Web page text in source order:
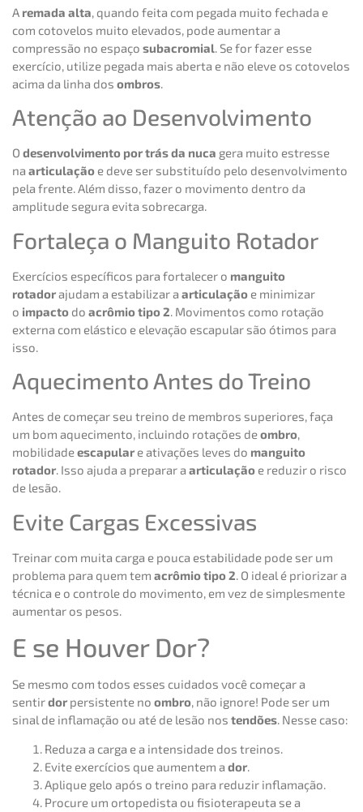
A remada alta, quando feita com pegada muito fechada e
com cotovelos muito elevados, pode aumentar a
compressão no espaço subacromial. Se for fazer esse
exercício, utilize pegada mais aberta e não eleve os cotovelos
acima da linha dos ombros.
Atenção ao Desenvolvimento
O desenvolvimento por trás da nuca gera muito estresse
na articulação e deve ser substituído pelo desenvolvimento
pela frente. Além disso, fazer o movimento dentro da
amplitude segura evita sobrecarga.
Fortaleça o Manguito Rotador
Exercícios específicos para fortalecer o manguito
rotadorajudam a estabilizar a articulação e minimizar
o impacto do acrômio tipo 2. Movimentos como rotação
externa com elástico e elevação escapular são ótimos para
isso.
Aquecimento Antes do Treino
Antes de começar seu treino de membros superiores, faça
um bom aquecimento, incluindo rotações deombro,
mobilidadeescapular e ativações leves do manguito
rotador. Isso ajuda a preparar a articulação e reduzir o risco
de lesão.
Evite Cargas Excessivas
Treinar com muita carga e pouca estabilidade pode ser um
problema para quem tem acrômio tipo 2. O ideal é priorizar a
técnica e o controle do movimento, em vez de simplesmente
aumentar os pesos.
E se Houver Dor?
Se mesmo com todos esses cuidados você começar a
sentirdor persistente no ombro, não ignore! Pode ser um
sinal de inflamação ou até de lesão nos tendões. Nesse caso:
Reduza a carga e a intensidade dos treinos.
Evite exercícios que aumentem a dor.
Aplique gelo após o treino para reduzir inflamação.
Procure um ortopedista ou fisioterapeuta se a